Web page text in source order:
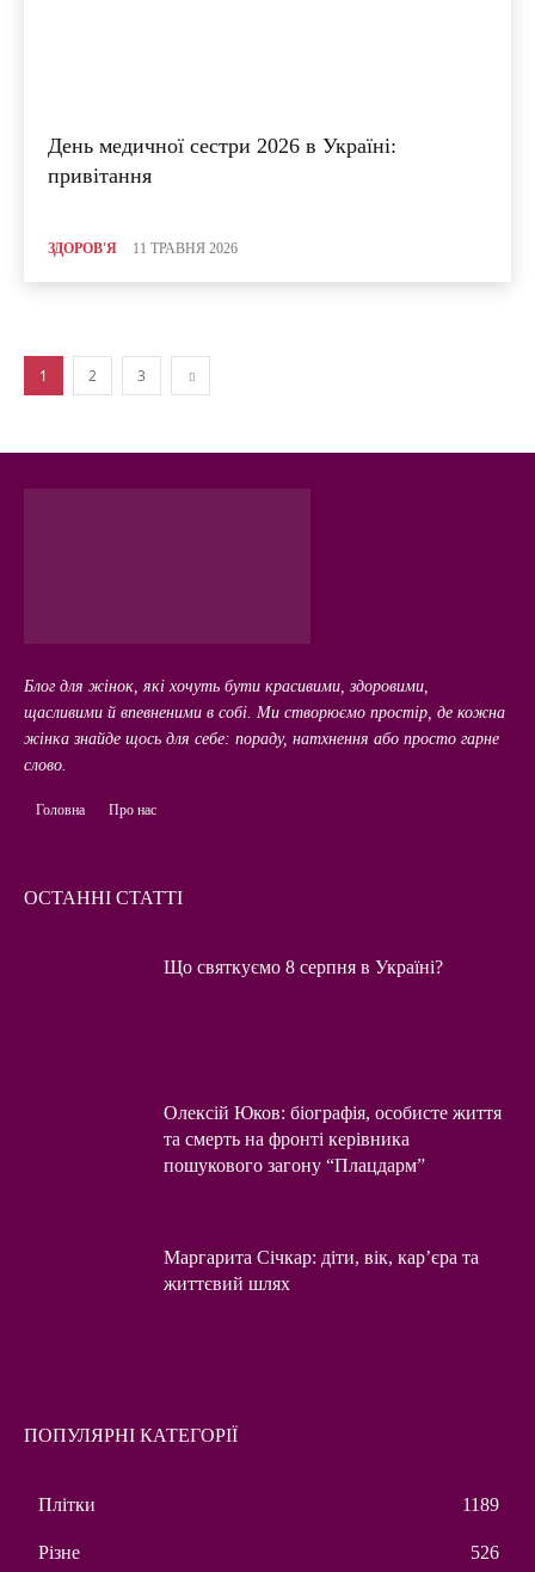
День медичної сестри 2026 в Україні:
привітання
ЗДОРОВ'Я 11 ТРАВНЯ 2026
1 2 3
Блог для жінок, які хочуть бути красивими, здоровими,
щасливими й впевненими в собі. Ми створюємо простір, де кожна
жінка знайде щось для себе: пораду, натхнення або просто гарне
слово.
Головна Про нас
ОСТАННІ СТАТТІ
Що святкуємо 8 серпня в Україні?
Олексій Юков: біографія, особисте життя
та смерть на фронті керівника
пошукового загону “Плацдарм”
Маргарита Січкар: діти, вік, кар’єра та
життєвий шлях
ПОПУЛЯРНІ КАТЕГОРІЇ
Плітки 1189
Різне 526